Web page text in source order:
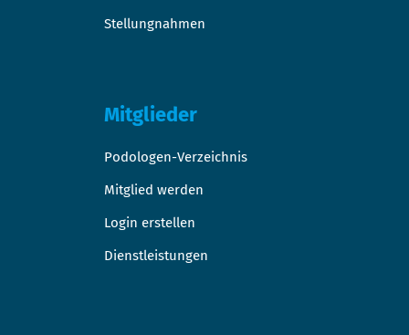
Stellungnahmen
Mitglieder
Podologen-Verzeichnis
Mitglied werden
Login erstellen
Dienstleistungen